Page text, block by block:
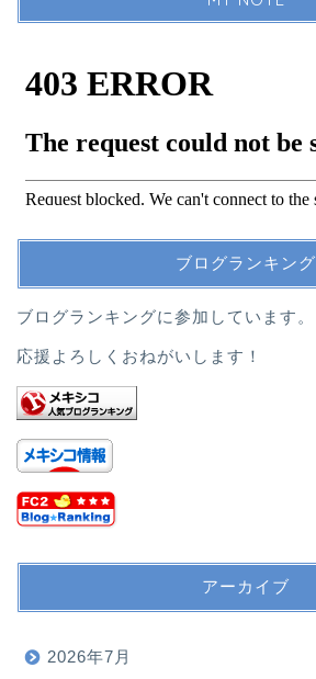
ブログランキング
ブログランキングに参加しています。
応援よろしくおねがいします！
アーカイブ
2026年7月